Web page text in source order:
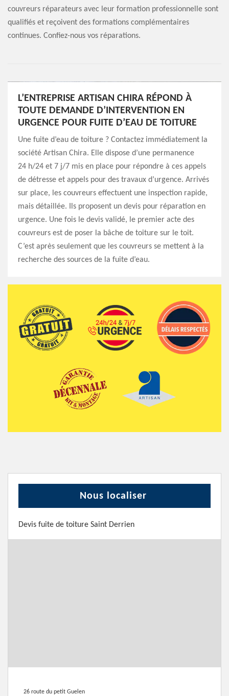
couvreurs réparateurs avec leur formation professionnelle sont
qualifiés et reçoivent des formations complémentaires
continues. Confiez-nous vos réparations.
L’ENTREPRISE ARTISAN CHIRA RÉPOND À
TOUTE DEMANDE D’INTERVENTION EN
URGENCE POUR FUITE D’EAU DE TOITURE
Une fuite d’eau de toiture ? Contactez immédiatement la
société Artisan Chira. Elle dispose d’une permanence
24 h/24 et 7 j/7 mis en place pour répondre à ces appels
de détresse et appels pour des travaux d’urgence. Arrivés
sur place, les couvreurs effectuent une inspection rapide,
mais détaillée. Ils proposent un devis pour réparation en
urgence. Une fois le devis validé, le premier acte des
couvreurs est de poser la bâche de toiture sur le toit.
C’est après seulement que les couvreurs se mettent à la
recherche des sources de la fuite d’eau.
Nous localiser
Devis fuite de toiture Saint Derrien
26 route du petit Guelen